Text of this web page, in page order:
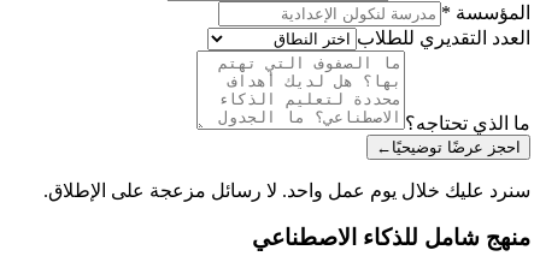
المؤسسة *
العدد التقديري للطلاب
ما الذي تحتاجه؟
احجز عرضًا توضيحيًا ←
سنرد عليك خلال يوم عمل واحد. لا رسائل مزعجة على الإطلاق.
منهج شامل للذكاء الاصطناعي